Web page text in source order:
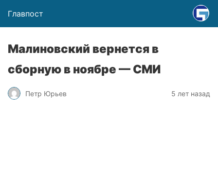
Главпост
Малиновский вернется в
сборную в ноябре — СМИ
Петр Юрьев 5 лет назад